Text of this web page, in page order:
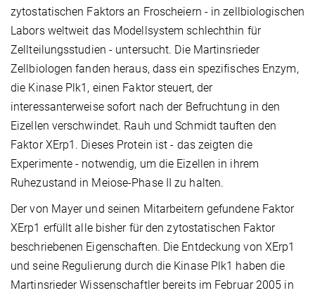
zytostatischen Faktors an Froscheiern - in zellbiologischen
Labors weltweit das Modellsystem schlechthin für
Zellteilungsstudien - untersucht. Die Martinsrieder
Zellbiologen fanden heraus, dass ein spezifisches Enzym,
die Kinase Plk1, einen Faktor steuert, der
interessanterweise sofort nach der Befruchtung in den
Eizellen verschwindet. Rauh und Schmidt tauften den
Faktor XErp1. Dieses Protein ist - das zeigten die
Experimente - notwendig, um die Eizellen in ihrem
Ruhezustand in Meiose-Phase II zu halten.
Der von Mayer und seinen Mitarbeitern gefundene Faktor
XErp1 erfüllt alle bisher für den zytostatischen Faktor
beschriebenen Eigenschaften. Die Entdeckung von XErp1
und seine Regulierung durch die Kinase Plk1 haben die
Martinsrieder Wissenschaftler bereits im Februar 2005 in